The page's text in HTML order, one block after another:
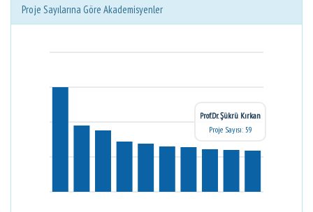
Proje Sayılarına Göre Akademisyenler
Prof.Dr. Şükrü Kırkan
Proje Sayısı: 59